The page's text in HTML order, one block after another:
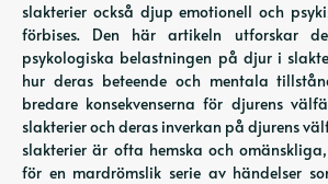
slakterier också djup emotionell och
förbises. Den här artikeln utforskar
psykologiska belastningen på djur i
hur deras beteende och mentala
bredare konsekvenserna för djurens
slakterier och deras inverkan på djurens
slakterier är ofta hemska och
för en mardrömslik serie av händelser